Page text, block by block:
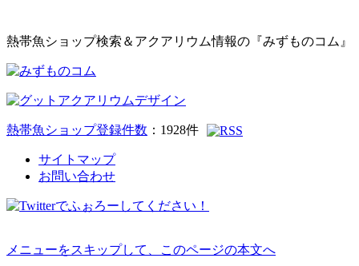
熱帯魚ショップ検索＆アクアリウム情報の『みずものコム』
熱帯魚ショップ登録件数 ： 1928件
サイトマップ
お問い合わせ
メニューをスキップして、このページの本文へ